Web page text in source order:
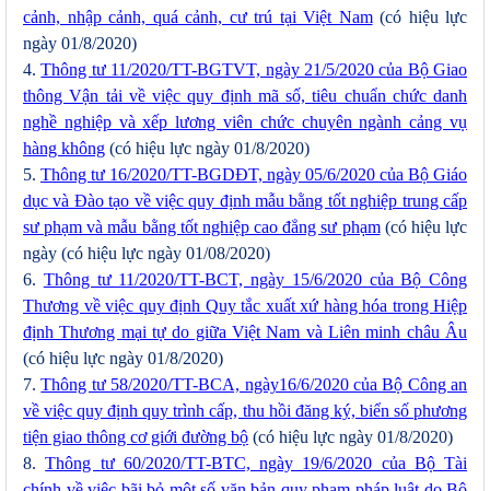
cảnh, nhập cảnh, quá cảnh, cư trú tại Việt Nam(có hiệu lực
ngày 01/8/2020)
4.Thông tư 11/2020/TT-BGTVT, ngày 21/5/2020 của Bộ Giao
thông Vận tải về việc quy định mã số, tiêu chuẩn chức danh
nghề nghiệp và xếp lương viên chức chuyên ngành cảng vụ
hàng không (có hiệu lực ngày 01/8/2020)
5. Thông tư 16/2020/TT-BGDĐT, ngày 05/6/2020 của Bộ Giáo
dục và Đào tạo về việc quy định mẫu bằng tốt nghiệp trung cấp
sư phạm và mẫu bằng tốt nghiệp cao đẳng sư phạm(có hiệu lực
ngày (có hiệu lực ngày 01/08/2020)
6. Thông tư 11/2020/TT-BCT, ngày 15/6/2020 của Bộ Công
Thương về việc quy định Quy tắc xuất xứ hàng hóa trong Hiệp
định Thương mại tự do giữa Việt Nam và Liên minh châu Âu
(có hiệu lực ngày 01/8/2020)
7.Thông tư 58/2020/TT-BCA, ngày16/6/2020 của Bộ Công an
về việc quy định quy trình cấp, thu hồi đăng ký, biển số phương
tiện giao thông cơ giới đường bộ (có hiệu lực ngày 01/8/2020)
8.Thông tư 60/2020/TT-BTC, ngày 19/6/2020 của Bộ Tài